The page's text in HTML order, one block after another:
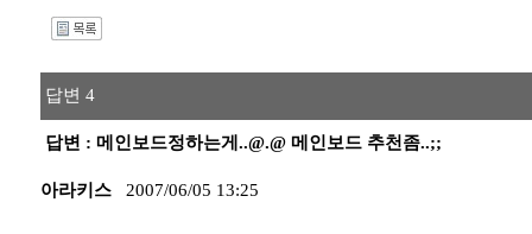
답변 4
답변 : 메인보드정하는게..@.@ 메인보드 추천좀..;;
아라키스 2007/06/05 13:25